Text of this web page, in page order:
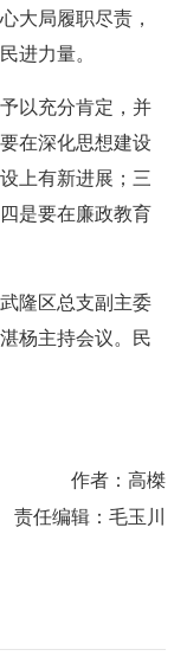
大局履职尽责，
进力量。
予以充分肯定， 并
在深化思想建设
上有新进展；三
是要在廉政教育
隆区总支副主委
杨主持会议。
民
作者：高榤
责任编辑：毛玉川